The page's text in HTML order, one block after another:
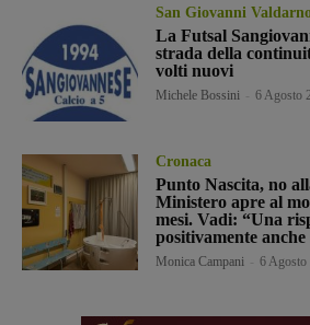
San Giovanni
La Futsal
strada della
volti nuovi
Michele Bossini 6 Agosto
Cronaca
Punto Nascita, no
Ministero apre al
mesi. Vadi: “Una
positivamente
Monica Campani 6 Agosto